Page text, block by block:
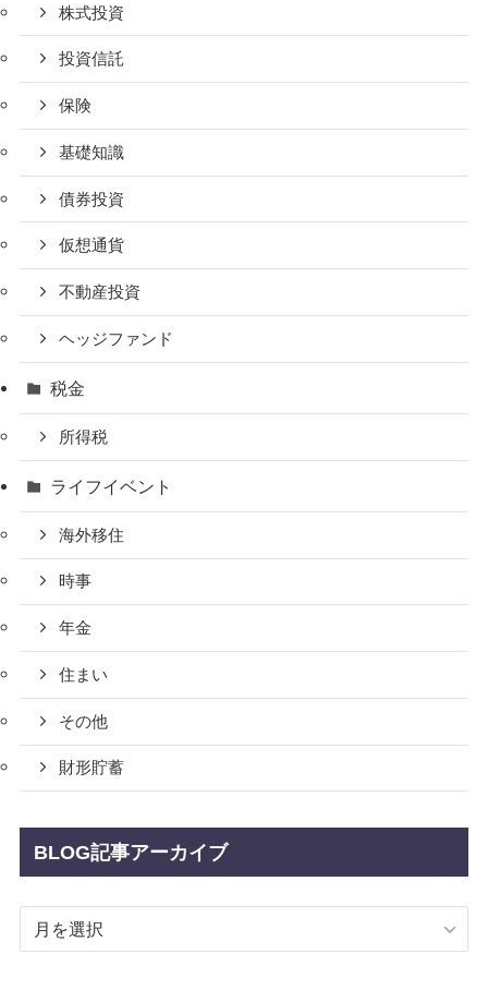
株式投資
投資信託
保険
基礎知識
債券投資
仮想通貨
不動産投資
ヘッジファンド
税金
所得税
ライフイベント
海外移住
時事
年金
住まい
その他
財形貯蓄
BLOG記事アーカイブ
BLOG